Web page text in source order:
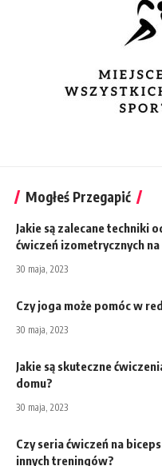
Mogłeś Przegapić
Jakie są zalecane techniki
ćwiczeń izometrycznych na
30 maja, 2023
Czy joga może pomóc w
30 maja, 2023
Jakie są skuteczne
domu?
30 maja, 2023
Czy seria ćwiczeń na
innych treningów?